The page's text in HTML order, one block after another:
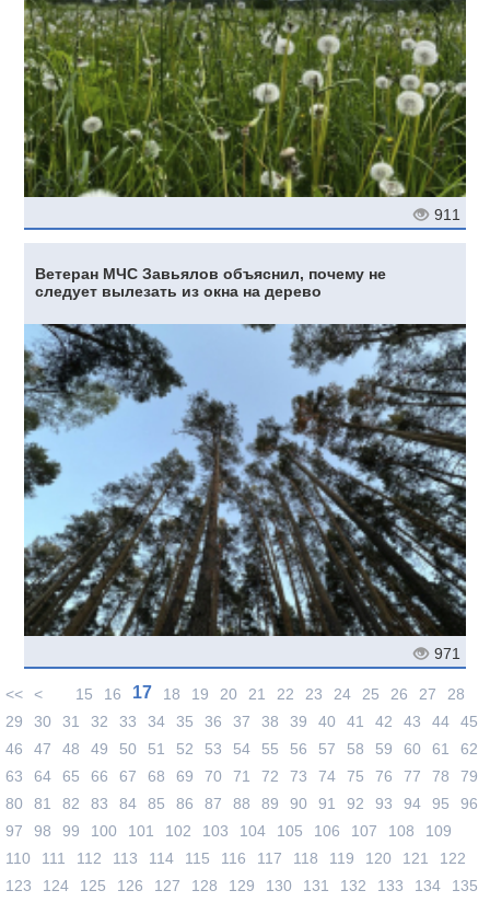
911
Ветеран МЧС Завьялов объяснил, почему не
следует вылезать из окна на дерево
971
<< < 15 16 17 18 19 20 21 22 23 24 25 26 27
28
29
30 31 32 33 34 35 36 37 38 39 40 41 42 43 44
45
46
47 48 49 50 51 52 53 54 55 56 57 58 59 60 61
62
63
64 65 66 67 68 69 70 71 72 73 74 75 76 77 78
79
80
81 82 83 84 85 86 87 88 89 90 91 92 93 94 95
96
97
98 99 100 101 102 103 104 105 106 107 108
109
110
111 112 113 114 115 116 117 118 119 120 121
122
123
124 125 126 127 128 129 130 131 132 133 134
135